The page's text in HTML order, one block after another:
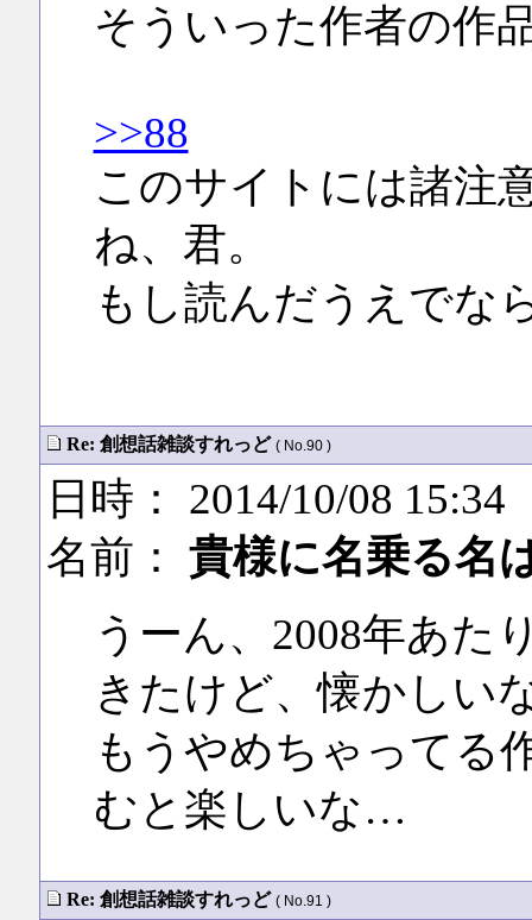
そういった作者の作
>>88
このサイトには諸注
ね、君。
もし読んだうえでな
Re: 創想話雑談すれっど ( No.90 )
日時： 2014/10/08 15:34
名前： 貴様に名乗る名
うーん、2008年あた
きたけど、懐かしい
もうやめちゃってる
むと楽しいな…
Re: 創想話雑談すれっど ( No.91 )